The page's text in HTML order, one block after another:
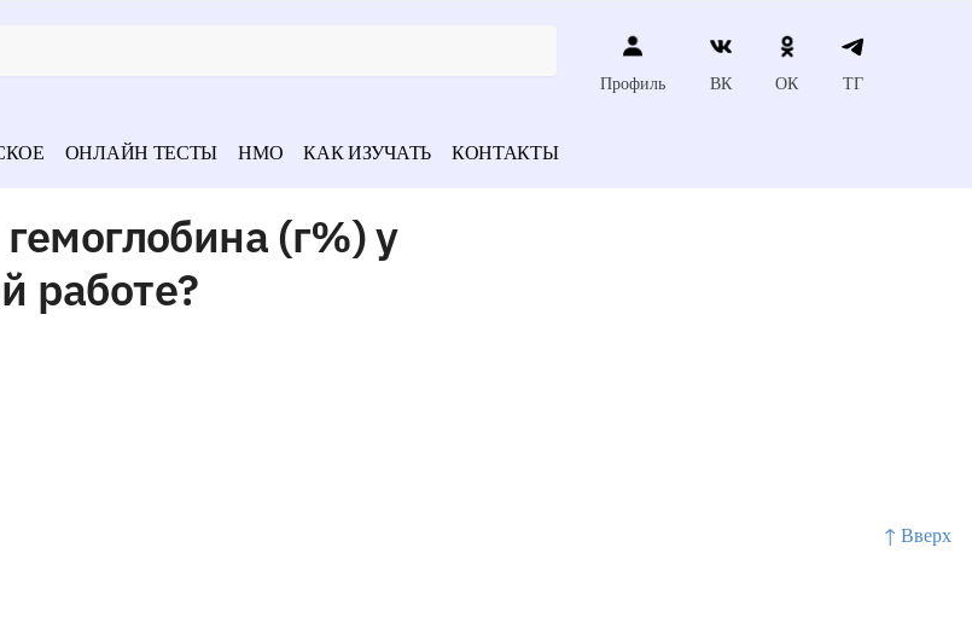
↑ Вверх
Профиль ВК ОК ТГ
ОНЛАЙН ТЕСТЫ НМО КАК ИЗУЧАТЬ КОНТАКТЫ
(г%) у
работе?